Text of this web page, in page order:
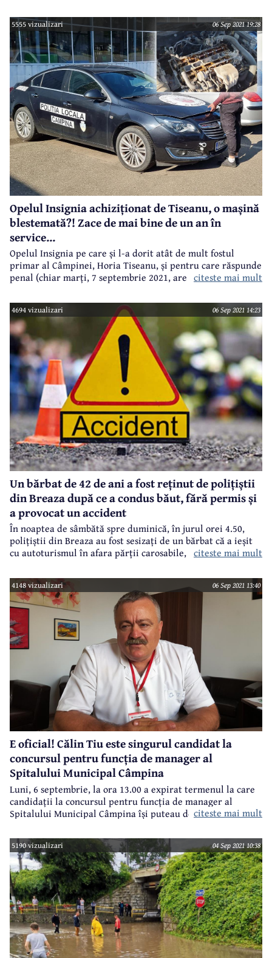
5555 vizualizari 06 Sep 2021 19:28
Opelul Insignia achiziționat de Tiseanu, o mașină
blestemată?! Zace de mai bine de un an în
service...
Opelul Insignia pe care și l-a dorit atât de mult fostul
primar al Câmpinei, Horia Tiseanu, și pentru care răspunde
penal (chiar marți, 7 septembrie 2021, are un nou termen
care și achiziția acestui autoturism de lux), pare să fie o
mașină blestemată. De mai bine de un an, faimosul
autoturism cumpărat cu 29.000 euro zace în service... Are
motorul stricat și este necesară achiziția altuia. Piese
pentru acest model se găsesc greu și costă mult, astfel
că banii aruncați de Horia Tiseanu pe acest autoturism,
doar dintr-un capriciu, zac în curtea unui service auto,
aproape de marginea orașului.
citeste mai mult
4694 vizualizari 06 Sep 2021 14:23
Un bărbat de 42 de ani a fost reținut de polițiștii
din Breaza după ce a condus băut, fără permis și
a provocat un accident
În noaptea de sâmbătă spre duminică, în jurul orei 4.50,
polițiștii din Breaza au fost sesizați de un bărbat că a ieșit
cu autoturismul în afara părții carosabile, intrând în
autoturism pe raza comunei Talea.
citeste mai mult
4148 vizualizari 06 Sep 2021 13:40
E oficial! Călin Tiu este singurul candidat la
concursul pentru funcția de manager al
Spitalului Municipal Câmpina
Luni, 6 septembrie, la ora 13.00 a expirat termenul la care
candidații la concursul pentru funcția de manager al
Spitalului Municipal Câmpina își puteau depune dosarele
citeste mai mult
5190 vizualizari 04 Sep 2021 10:38